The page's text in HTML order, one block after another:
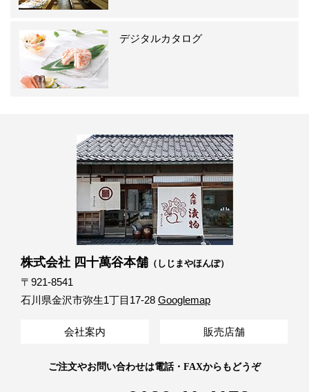
デジタルカタログ
株式会社 四十萬谷本舗 （しじまやほんぽ）
〒921-8541
石川県金沢市弥生1丁目17-28 Googlemap
会社案内 販売店舗
ご注文やお問い合わせは電話・FAXからもどうぞ